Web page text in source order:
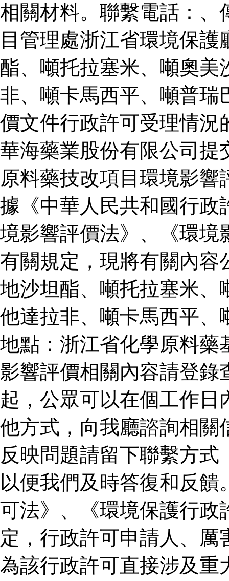
相關材料。聯繫電話：、
目管理處浙江省環境保
酯、噸托拉塞米、噸奧美
非、噸卡馬西平、噸普瑞
價文件行政許可受理情況
華海藥業股份有限公司提
原料藥技改項目環境影
據《中華人民共和國行政
境影響評價法》、《環境
有關規定，現將有關內容
地沙坦酯、噸托拉塞米、
他達拉非、噸卡馬西平、
地點：浙江省化學原料藥
影響評價相關內容請登錄
起，公眾可以在個工作
他方式，向我廳諮詢相關
反映問題請留下聯繫方
以便我們及時答復和反
可法》、《環境保護行政
定，行政許可申請人、
為該行政許可直接涉及重